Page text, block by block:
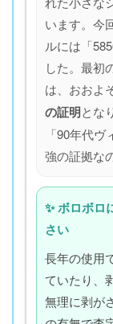
います。今
ルには「
した。最初
は、おおよ
の証明とな
「90年代
強の証拠な
✨ ボロボロ
さい
長年の使用
ていたり、
無理に剥が